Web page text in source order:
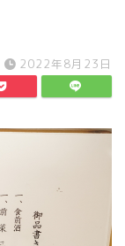
2022年8月23日